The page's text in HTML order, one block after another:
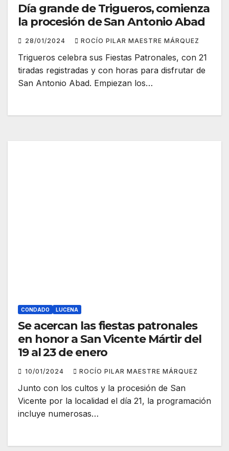
Día grande de Trigueros, comienza
la procesión de San Antonio Abad
28/01/2024 ROCÍO PILAR MAESTRE MÁRQUEZ
Trigueros celebra sus Fiestas Patronales, con 21
tiradas registradas y con horas para disfrutar de
San Antonio Abad. Empiezan los…
CONDADO LUCENA
Se acercan las fiestas patronales
en honor a San Vicente Mártir del
19 al 23 de enero
10/01/2024 ROCÍO PILAR MAESTRE MÁRQUEZ
Junto con los cultos y la procesión de San
Vicente por la localidad el día 21, la programación
incluye numerosas…